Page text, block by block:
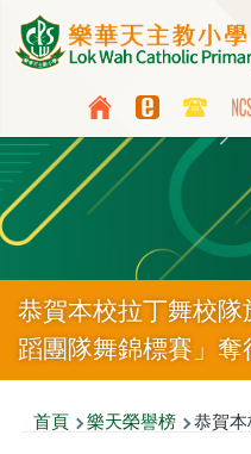
移至主內容
恭賀本校拉丁舞校
蹈團隊舞錦標賽」奪
導
首頁 樂天榮譽榜 恭賀本